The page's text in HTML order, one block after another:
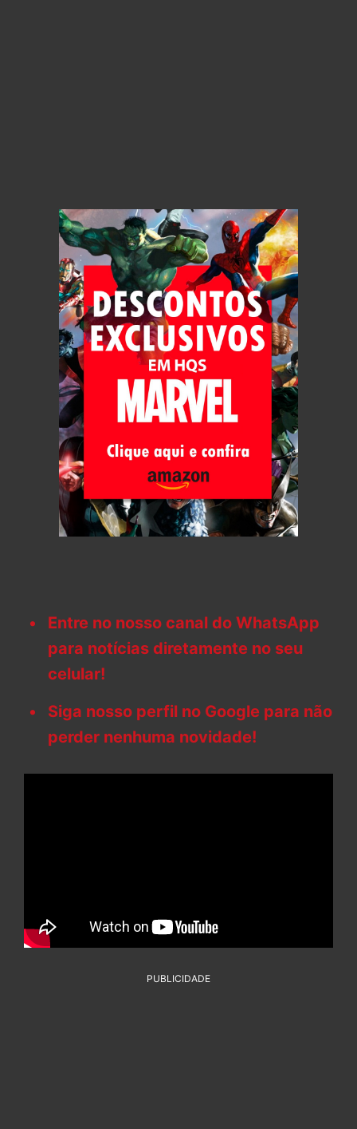
Entre no nosso canal do WhatsApp
para notícias diretamente no seu
celular!
Siga nosso perfil no Google para não
perder nenhuma novidade!
PUBLICIDADE